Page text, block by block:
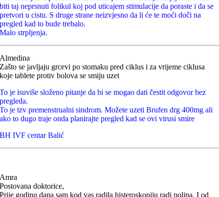
biti taj neprsnuti folikul koj pod uticajem stimulacije da poraste i da se
pretvori u cistu. S druge strane neizvjesno da li će te moći doči na
pregled kad to bude trebalo.
Malo strpljenja.
Almedina
Zašto se javljaju grcevi po stomaku pred ciklus i za vrijeme ciklusa
koje tablete protiv bolova se smiju uzet
To je isuviše složeno pitanje da bi se mogao dati čestit odgovor bez
pregleda.
To je tzv premenstrualni sindrom. Možete uzeti Brufen drg 400mg ali
ako to dugo traje onda planirajte pregled kad se ovi virusi smire
BH IVF centar Balić
Amra
Postovana doktorice,
Prije godinu dana sam kod vas radila histeroskopiju radi polipa. I od